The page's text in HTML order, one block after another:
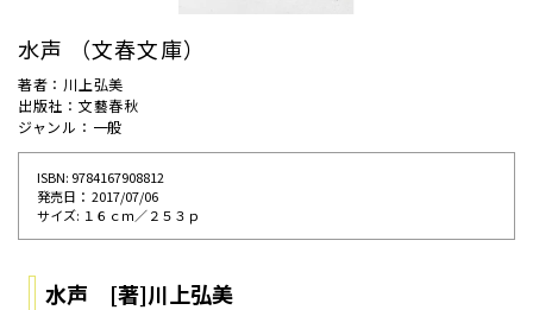
水声 （文春文庫）
著者：川上弘美
出版社：文藝春秋
ジャンル：一般
ISBN: 9784167908812
発売⽇： 2017/07/06
サイズ: １６ｃｍ／２５３ｐ
水声 [著]川上弘美